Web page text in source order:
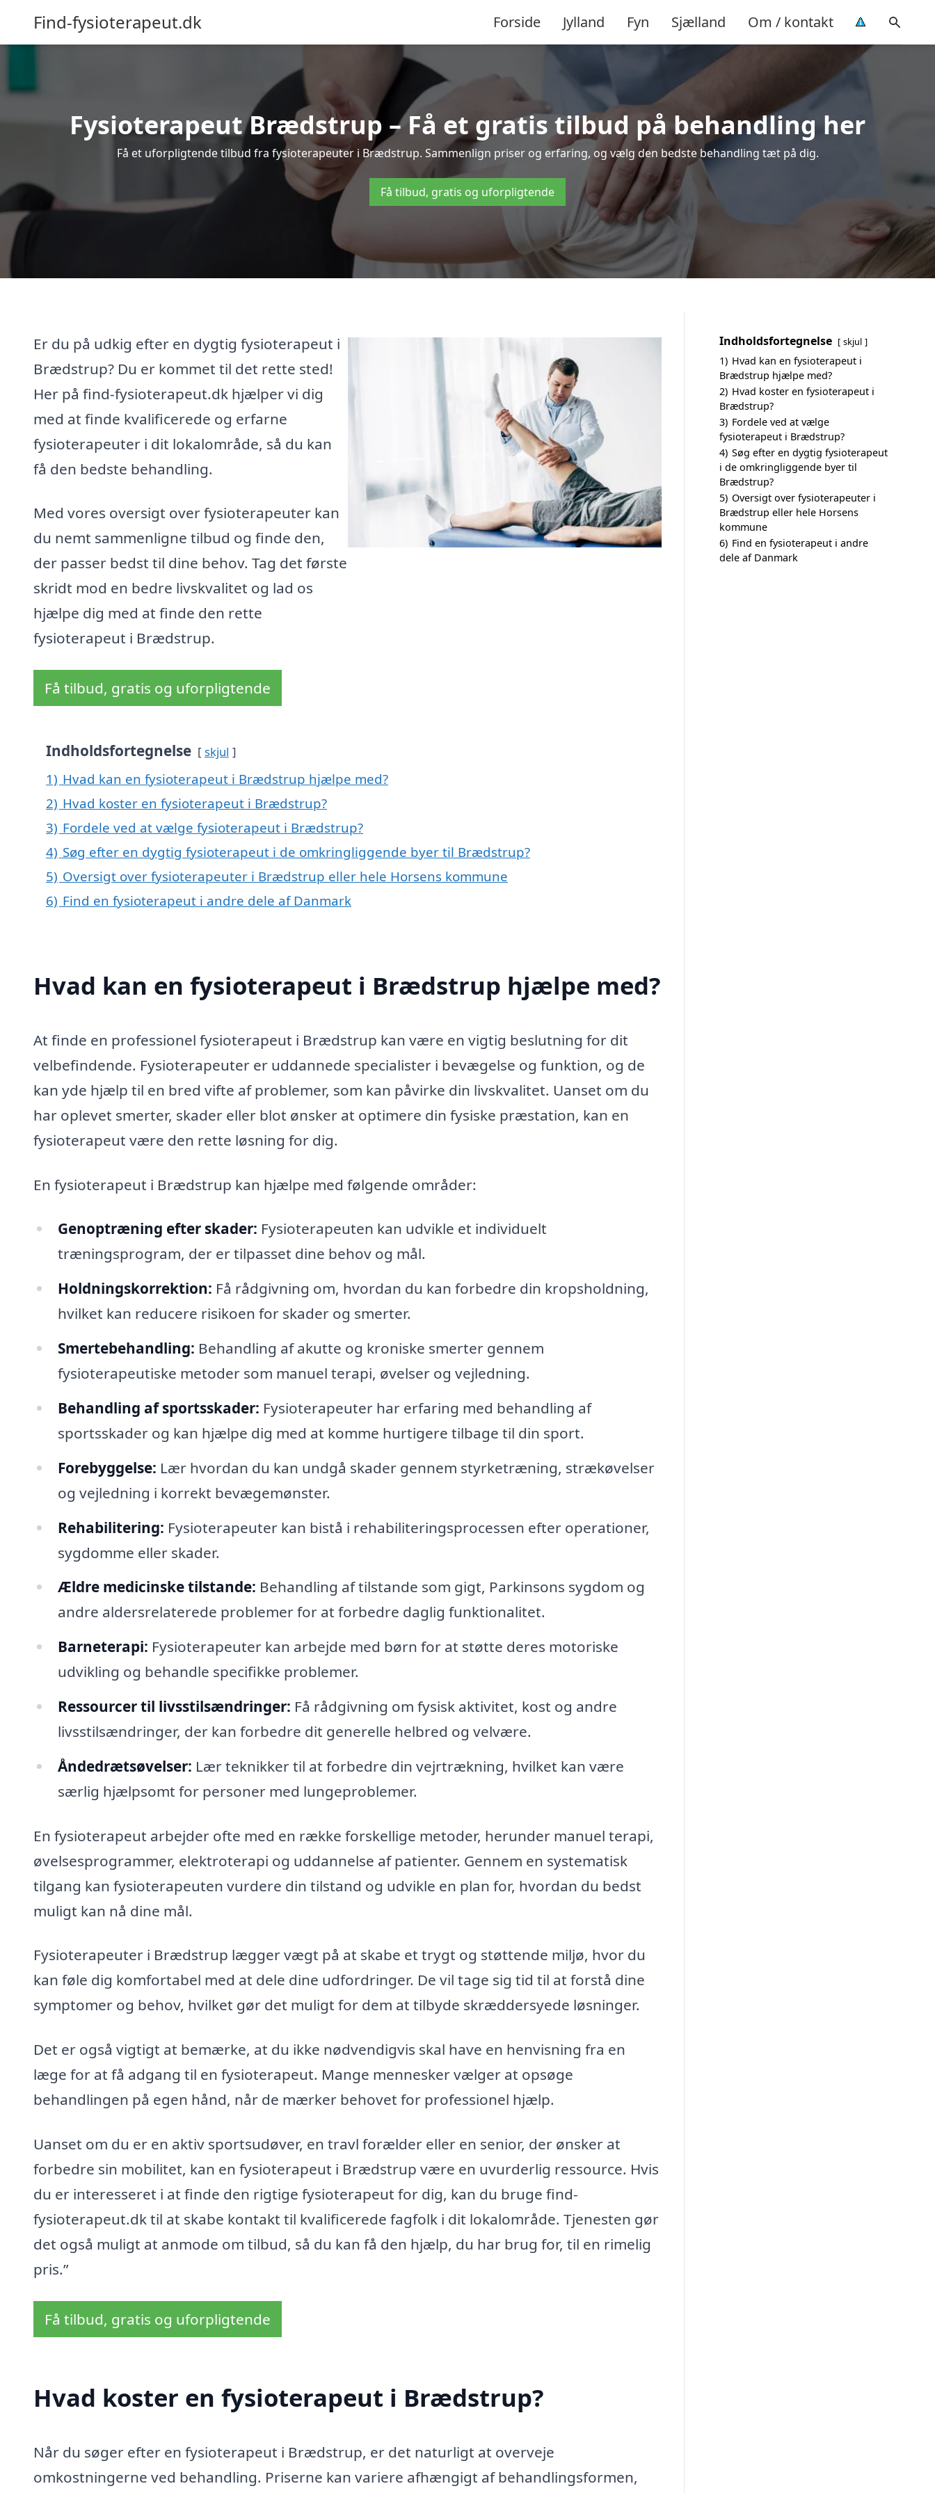
Find-fysioterapeut.dk Forside Jylland Fyn Sjælland Om / kontakt
Fysioterapeut Brædstrup – Få et gratis tilbud på behandling her
Få et uforpligtende tilbud fra fysioterapeuter i Brædstrup. Sammenlign priser og erfaring, og vælg den bedste behandling tæt på dig.
Få tilbud, gratis og uforpligtende
Er du på udkig efter en dygtig fysioterapeut i
Brædstrup? Du er kommet til det rette sted!
Her på find-fysioterapeut.dk hjælper vi dig
med at finde kvalificerede og erfarne
fysioterapeuter i dit lokalområde, så du kan
få den bedste behandling.
Med vores oversigt over fysioterapeuter kan
du nemt sammenligne tilbud og finde den,
der passer bedst til dine behov. Tag det første
skridt mod en bedre livskvalitet og lad os
hjælpe dig med at finde den rette
fysioterapeut i Brædstrup.
Få tilbud, gratis og uforpligtende
Indholdsfortegnelse skjul
1) Hvad kan en fysioterapeut i Brædstrup hjælpe med?
2) Hvad koster en fysioterapeut i Brædstrup?
3) Fordele ved at vælge fysioterapeut i Brædstrup?
4) Søg efter en dygtig fysioterapeut i de omkringliggende byer til Brædstrup?
5) Oversigt over fysioterapeuter i Brædstrup eller hele Horsens kommune
6) Find en fysioterapeut i andre dele af Danmark
Hvad kan en fysioterapeut i Brædstrup hjælpe med?
At finde en professionel fysioterapeut i Brædstrup kan være en vigtig beslutning for dit
velbefindende. Fysioterapeuter er uddannede specialister i bevægelse og funktion, og de
kan yde hjælp til en bred vifte af problemer, som kan påvirke din livskvalitet. Uanset om du
har oplevet smerter, skader eller blot ønsker at optimere din fysiske præstation, kan en
fysioterapeut være den rette løsning for dig.
En fysioterapeut i Brædstrup kan hjælpe med følgende områder:
Genoptræning efter skader: Fysioterapeuten kan udvikle et individuelt
træningsprogram, der er tilpasset dine behov og mål.
Holdningskorrektion: Få rådgivning om, hvordan du kan forbedre din kropsholdning,
hvilket kan reducere risikoen for skader og smerter.
Smertebehandling: Behandling af akutte og kroniske smerter gennem
fysioterapeutiske metoder som manuel terapi, øvelser og vejledning.
Behandling af sportsskader: Fysioterapeuter har erfaring med behandling af
sportsskader og kan hjælpe dig med at komme hurtigere tilbage til din sport.
Forebyggelse: Lær hvordan du kan undgå skader gennem styrketræning, strækøvelser
og vejledning i korrekt bevægemønster.
Rehabilitering: Fysioterapeuter kan bistå i rehabiliteringsprocessen efter operationer,
sygdomme eller skader.
Ældre medicinske tilstande: Behandling af tilstande som gigt, Parkinsons sygdom og
andre aldersrelaterede problemer for at forbedre daglig funktionalitet.
Barneterapi: Fysioterapeuter kan arbejde med børn for at støtte deres motoriske
udvikling og behandle specifikke problemer.
Ressourcer til livsstilsændringer: Få rådgivning om fysisk aktivitet, kost og andre
livsstilsændringer, der kan forbedre dit generelle helbred og velvære.
Åndedrætsøvelser: Lær teknikker til at forbedre din vejrtrækning, hvilket kan være
særlig hjælpsomt for personer med lungeproblemer.
En fysioterapeut arbejder ofte med en række forskellige metoder, herunder manuel terapi,
øvelsesprogrammer, elektroterapi og uddannelse af patienter. Gennem en systematisk
tilgang kan fysioterapeuten vurdere din tilstand og udvikle en plan for, hvordan du bedst
muligt kan nå dine mål.
Fysioterapeuter i Brædstrup lægger vægt på at skabe et trygt og støttende miljø, hvor du
kan føle dig komfortabel med at dele dine udfordringer. De vil tage sig tid til at forstå dine
symptomer og behov, hvilket gør det muligt for dem at tilbyde skræddersyede løsninger.
Det er også vigtigt at bemærke, at du ikke nødvendigvis skal have en henvisning fra en
læge for at få adgang til en fysioterapeut. Mange mennesker vælger at opsøge
behandlingen på egen hånd, når de mærker behovet for professionel hjælp.
Uanset om du er en aktiv sportsudøver, en travl forælder eller en senior, der ønsker at
forbedre sin mobilitet, kan en fysioterapeut i Brædstrup være en uvurderlig ressource. Hvis
du er interesseret i at finde den rigtige fysioterapeut for dig, kan du bruge find-
fysioterapeut.dk til at skabe kontakt til kvalificerede fagfolk i dit lokalområde. Tjenesten gør
det også muligt at anmode om tilbud, så du kan få den hjælp, du har brug for, til en rimelig
pris.”
Få tilbud, gratis og uforpligtende
Hvad koster en fysioterapeut i Brædstrup?
Når du søger efter en fysioterapeut i Brædstrup, er det naturligt at overveje
omkostningerne ved behandling. Priserne kan variere afhængigt af behandlingsformen,
Indholdsfortegnelse skjul
1) Hvad kan en fysioterapeut i
Brædstrup hjælpe med?
2) Hvad koster en fysioterapeut i
Brædstrup?
3) Fordele ved at vælge
fysioterapeut i Brædstrup?
4) Søg efter en dygtig fysioterapeut
i de omkringliggende byer til
Brædstrup?
5) Oversigt over fysioterapeuter i
Brædstrup eller hele Horsens
kommune
6) Find en fysioterapeut i andre
dele af Danmark